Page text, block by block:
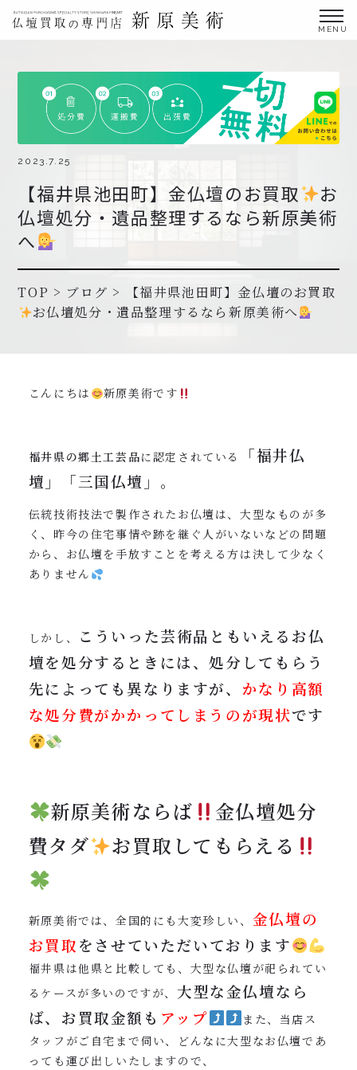
仏壇買取サービス
買取ステップ・お仏壇処分の流れ
ブログ
北陸三県外の方
よくあるご質問
協力店募集について
受付時間：24時間受付 定休日：なし
2023.7.25
【福井県池田町】金仏壇のお買取
お
仏壇処分・遺品整理するなら新原美術
へ
TOP > ブログ >
【福井県池田町】金仏壇のお買取
お仏壇処分・遺品整理するなら新原美術へ
こんにちは 新原美術です
福井県の郷土工芸品に認定されている
「福井仏
壇」「三国仏壇」。
伝統技術技法で製作されたお仏壇は、大型なものが多
く、昨今の住宅事情や跡を継ぐ人がいないなどの問題
から、お仏壇を手放すことを考える方は決して少なく
ありません
しかし、
こういった芸術品ともいえるお仏
壇を処分するときには、処分してもらう
先によっても異なりますが、 かなり高額
な処分費がかかってしまうのが現状です
新原美術ならば
金仏壇処分
費タダ
お買取してもらえる
新原美術では、全国的にも大変珍しい、 金仏壇の
お買取をさせていただいております
福井県は他県と比較しても、大型な仏壇が祀られてい
るケースが多いのですが、 大型な金仏壇なら
ば、お買取金額も アップ
また、当店ス
タッフがご自宅まで伺い、どんなに大型なお仏壇であ
っても運び出しいたしますので、